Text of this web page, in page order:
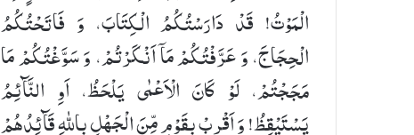
الْمَوْتُ! قَدْ دَارَسْتُكُمُ الْكِتَابَ، وَ فَاتَحْتُكُمُ
الْحِجَاجَ، وَ عَرَّفْتُكُمْ مَاۤ اَنْكَرْتُمْ، وَ سَوَّغْتُكُمْ مَا
مَجَجْتُمْ، لَوْ كَانَ الْاَعْمٰی یَلْحَظُ، اَوِ النَّآئِمُ
یَسْتَیْقِظُ! وَ اَقْرِبْ بِقَوْمٍ مِّنَ الْجَهْلِ بِاللهِ قَآئِدُهُمْ